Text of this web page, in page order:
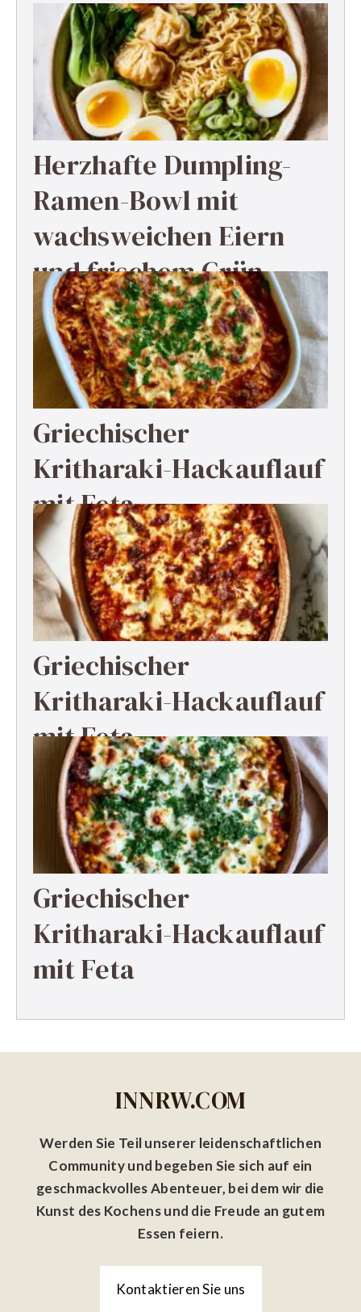
Herzhafte Dumpling-
Ramen-Bowl mit
wachsweichen Eiern
und frischem Grün
Griechischer
Kritharaki-Hackauflauf
mit Feta
Griechischer
Kritharaki-Hackauflauf
mit Feta
Griechischer
Kritharaki-Hackauflauf
mit Feta
INNRW.COM
Werden Sie Teil unserer leidenschaftlichen
Community und begeben Sie sich auf ein
geschmackvolles Abenteuer, bei dem wir die
Kunst des Kochens und die Freude an gutem
Essen feiern.
Kontaktieren Sie uns